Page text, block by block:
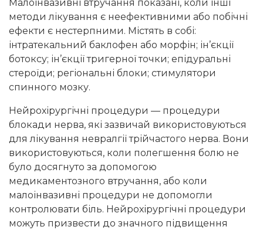
Малоінвазивні втручання показані, коли інші
методи лікування є неефективними або побічні
ефекти є нестерпними. Містять в собі:
інтратекальний баклофен або морфін; ін’єкції
ботоксу; ін’єкції тригерної точки; епідуральні
стероїди; регіональні блоки; стимулятори
спинного мозку.
Нейрохірургічні процедури — процедури
блокади нерва, які зазвичай використовуються
для лікування невралгії трійчастого нерва. Вони
використовуються, коли полегшення болю не
було досягнуто за допомогою
медикаментозного втручання, або коли
малоінвазивні процедури не допомогли
контролювати біль. Нейрохірургічні процедури
можуть призвести до значного підвищення